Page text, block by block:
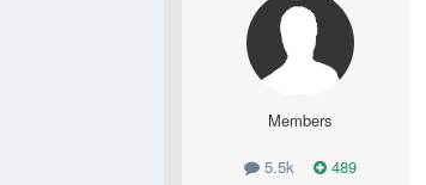
Members
5.5k 489